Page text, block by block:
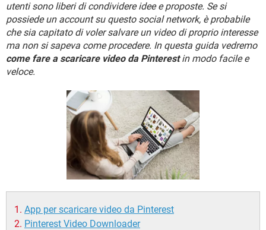
HARDWARE
INSTAGRAM WHATSAPP
TIKTOK FACEBOOK
HARDWARE
iOS WINDOWS 10
INSTAGRAM WHATSAPP
TIKTOK FACEBOOK
HARDWARE
utenti sono liberi di condividere idee e proposte. Se si
possiede un account su questo social network, è probabile
che sia capitato di voler salvare un video di proprio interesse
ma non si sapeva come procedere. In questa guida vedremo
come fare a scaricare video da Pinterestin modo facile e
veloce.
App per scaricare video da Pinterest
Pinterest Video Downloader